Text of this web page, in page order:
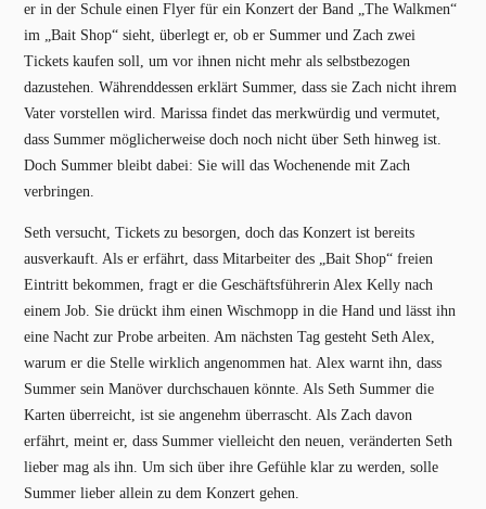
er in der Schule einen Flyer für ein Konzert der Band „The Walkmen“
im „Bait Shop“ sieht, überlegt er, ob er Summer und Zach zwei
Tickets kaufen soll, um vor ihnen nicht mehr als selbstbezogen
dazustehen. Währenddessen erklärt Summer, dass sie Zach nicht ihrem
Vater vorstellen wird. Marissa findet das merkwürdig und vermutet,
dass Summer möglicherweise doch noch nicht über Seth hinweg ist.
Doch Summer bleibt dabei: Sie will das Wochenende mit Zach
verbringen.
Seth versucht, Tickets zu besorgen, doch das Konzert ist bereits
ausverkauft. Als er erfährt, dass Mitarbeiter des „Bait Shop“ freien
Eintritt bekommen, fragt er die Geschäftsführerin Alex Kelly nach
einem Job. Sie drückt ihm einen Wischmopp in die Hand und lässt ihn
eine Nacht zur Probe arbeiten. Am nächsten Tag gesteht Seth Alex,
warum er die Stelle wirklich angenommen hat. Alex warnt ihn, dass
Summer sein Manöver durchschauen könnte. Als Seth Summer die
Karten überreicht, ist sie angenehm überrascht. Als Zach davon
erfährt, meint er, dass Summer vielleicht den neuen, veränderten Seth
lieber mag als ihn. Um sich über ihre Gefühle klar zu werden, solle
Summer lieber allein zu dem Konzert gehen.